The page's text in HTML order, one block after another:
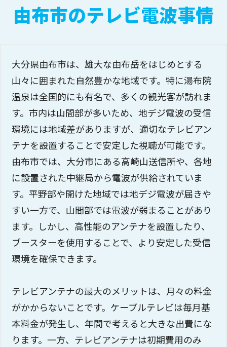
由布市のテレビ電波事情
大分県由布市は、雄大な由布岳をはじめとする
山々に囲まれた自然豊かな地域です。特に湯布院
温泉は全国的にも有名で、多くの観光客が訪れま
す。市内は山間部が多いため、地デジ電波の受信
環境には地域差がありますが、適切なテレビアン
テナを設置することで安定した視聴が可能です。
由布市では、大分市にある高崎山送信所や、各地
に設置された中継局から電波が供給されていま
す。平野部や開けた地域では地デジ電波が届きや
すい一方で、山間部では電波が弱まることがあり
ます。しかし、高性能のアンテナを設置したり、
ブースターを使用することで、より安定した受信
環境を確保できます。
テレビアンテナの最大のメリットは、月々の料金
がかからないことです。ケーブルテレビは毎月基
本料金が発生し、年間で考えると大きな出費にな
ります。一方、テレビアンテナは初期費用のみ